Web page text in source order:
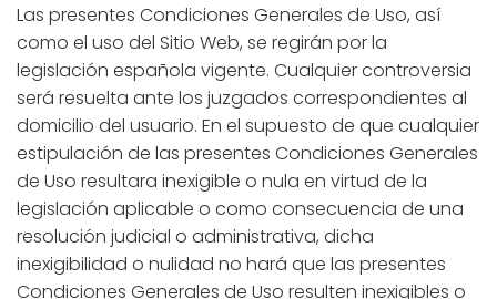
Las presentes Condiciones Generales de Uso, así
como el uso del Sitio Web, se regirán por la
legislación española vigente. Cualquier controversia
será resuelta ante los juzgados correspondientes al
domicilio del usuario. En el supuesto de que cualquier
estipulación de las presentes Condiciones Generales
de Uso resultara inexigible o nula en virtud de la
legislación aplicable o como consecuencia de una
resolución judicial o administrativa, dicha
inexigibilidad o nulidad no hará que las presentes
Condiciones Generales de Uso resulten inexigibles o